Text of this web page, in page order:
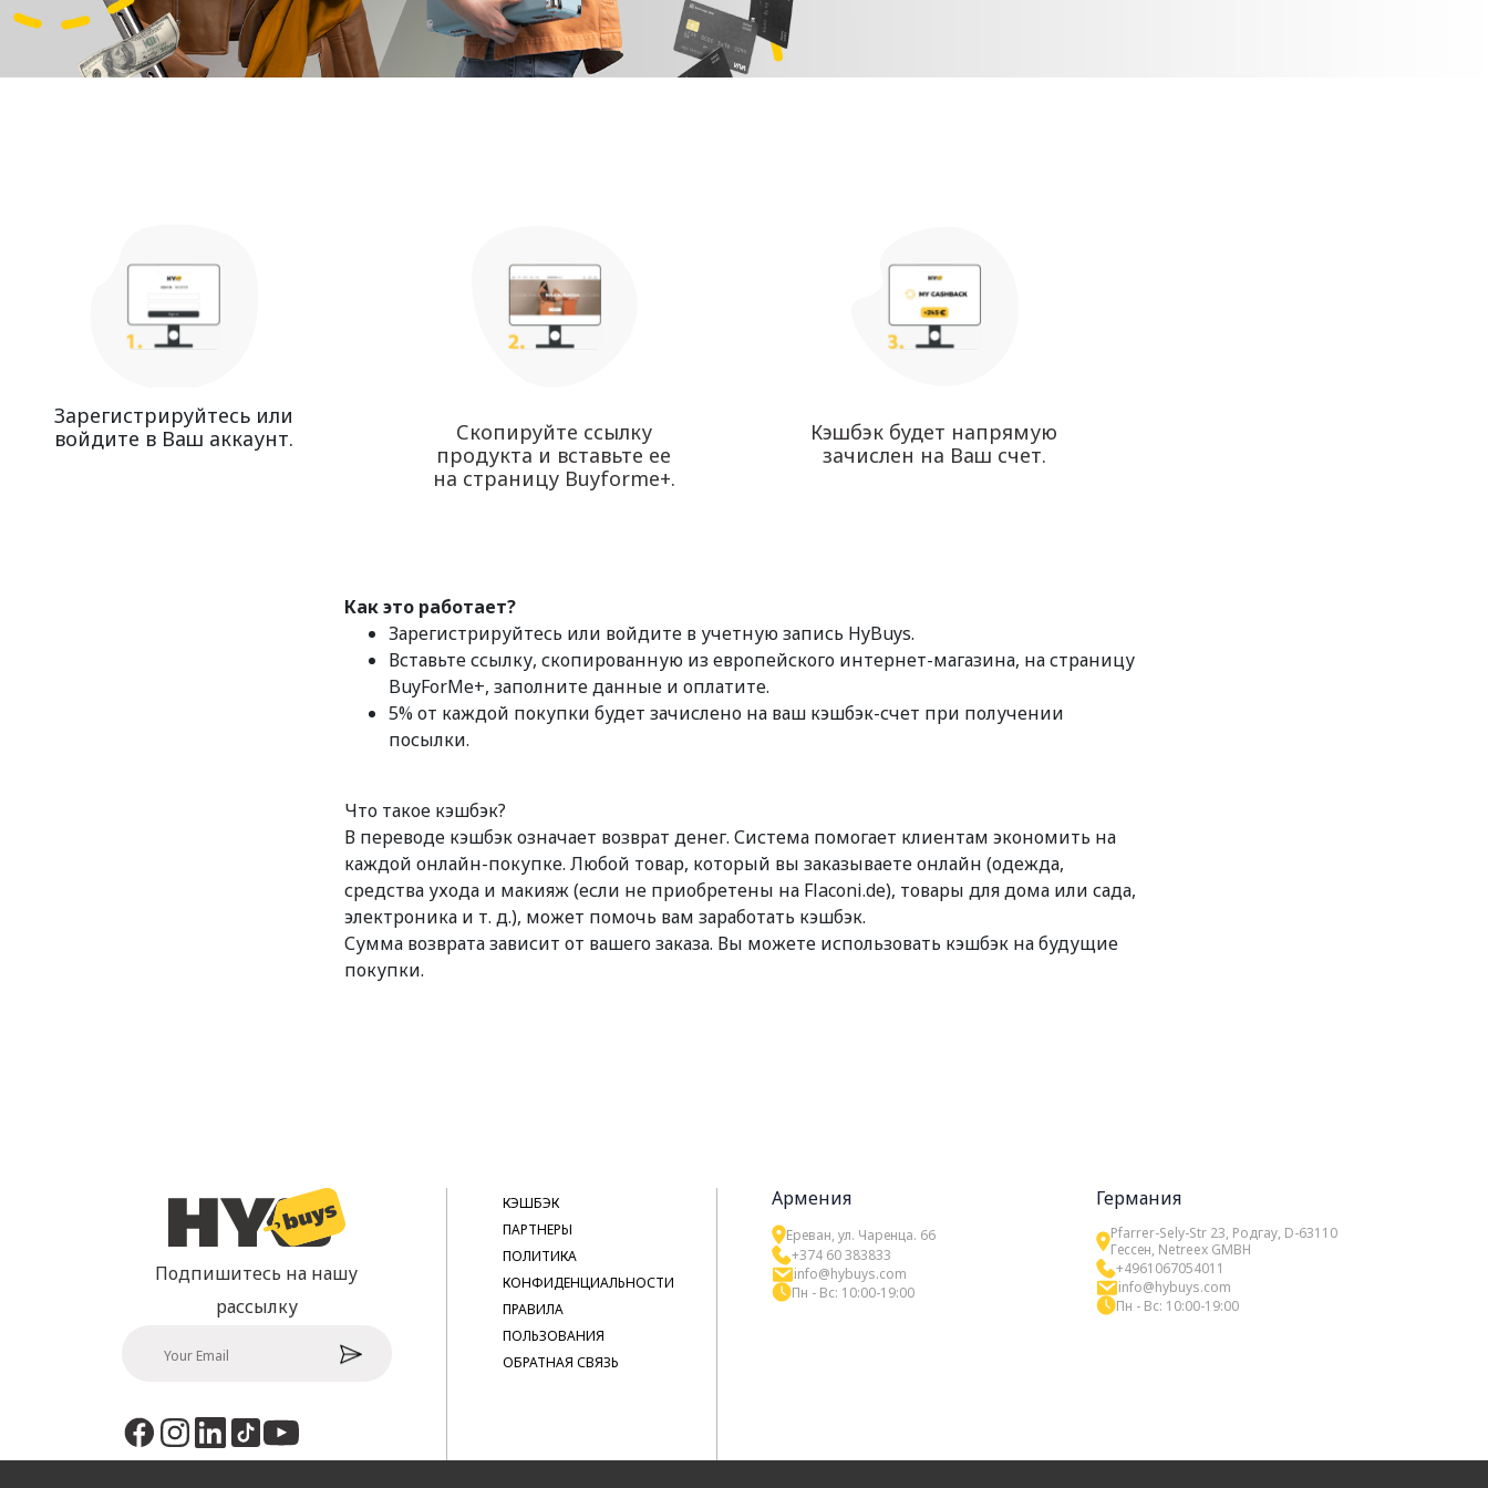
Зарегистрируйтесь или
войдите в Ваш аккаунт.
Скопируйте ссылку
продукта и вставьте ее
на страницу Buyforme+.
Кэшбэк будет напрямую
зачислен на Ваш счет.
Как это работает?
Зарегистрируйтесь или войдите в учетную запись HyBuys.
Вставьте ссылку, скопированную из европейского интернет-магазина, на страницу
BuyForMe+, заполните данные и оплатите.
5% от каждой покупки будет зачислено на ваш кэшбэк-счет при получении
посылки.
Что такое кэшбэк?
В переводе кэшбэк означает возврат денег. Система помогает клиентам экономить на
каждой онлайн-покупке. Любой товар, который вы заказываете онлайн (одежда,
средства ухода и макияж (если не приобретены на Flaconi.de), товары для дома или сада,
электроника и т. д.), может помочь вам заработать кэшбэк.
Сумма возврата зависит от вашего заказа. Вы можете использовать кэшбэк на будущие
покупки.
Подпишитесь на нашу
рассылку
КЭШБЭК
ПАРТНЕРЫ
ПОЛИТИКА
КОНФИДЕНЦИАЛЬНОСТИ
ПРАВИЛА
ПОЛЬЗОВАНИЯ
ОБРАТНАЯ СВЯЗЬ
Армения
Ереван, ул. Чаренца. 66
+374 60 383833
info@hybuys.com
Пн - Вс: 10:00-19:00
Германия
Pfarrer-Sely-Str 23, Родгау, D-63110
Гессен, Netreex GMBH
+4961067054011
info@hybuys.com
Пн - Вс: 10:00-19:00